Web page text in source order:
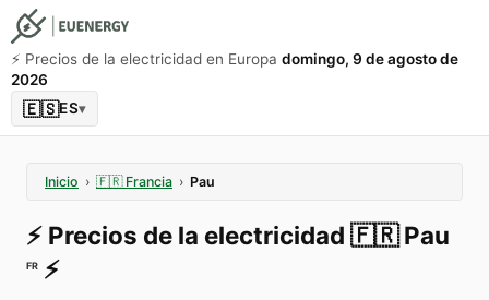
⚡️ Precios de la electricidad en Europa domingo, 9 de agosto de
2026
🇪🇸ES▾
Inicio › 🇫🇷 Francia › Pau
⚡️ Precios de la electricidad 🇫🇷 Pau
FR ⚡️